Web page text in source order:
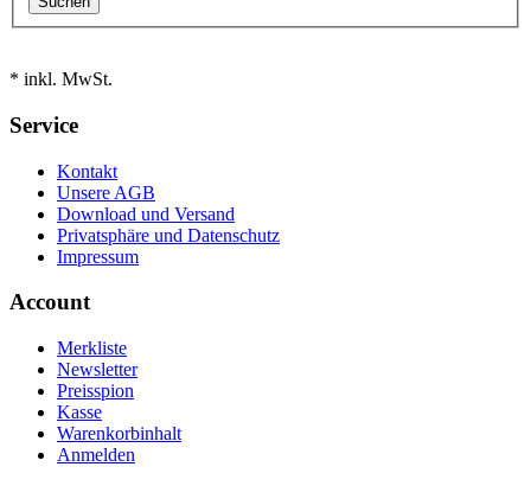
* inkl. MwSt.
Service
Kontakt
Unsere AGB
Download und Versand
Privatsphäre und Datenschutz
Impressum
Account
Merkliste
Newsletter
Preisspion
Kasse
Warenkorbinhalt
Anmelden